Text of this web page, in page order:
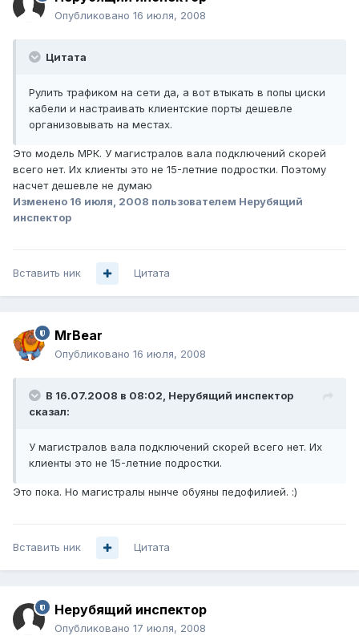
Опубликовано 16 июля, 2008
Цитата
Рулить трафиком на сети да, а вот втыкать в попы циски
кабели и настраивать клиентские порты дешевле
организовывать на местах.
Это модель МРК. У магистралов вала подключений скорей
всего нет. Их клиенты это не 15-летние подростки. Поэтому
насчет дешевле не думаю
Изменено 16 июля, 2008 пользователем Нерубящий
инспектор
Вставить ник Цитата
MrBear
Опубликовано 16 июля, 2008
В 16.07.2008 в 08:02, Нерубящий инспектор
сказал:
У магистралов вала подключений скорей всего нет. Их
клиенты это не 15-летние подростки.
Это пока. Но магистралы нынче обуяны педофилией. :)
Вставить ник Цитата
Нерубящий инспектор
Опубликовано 17 июля, 2008